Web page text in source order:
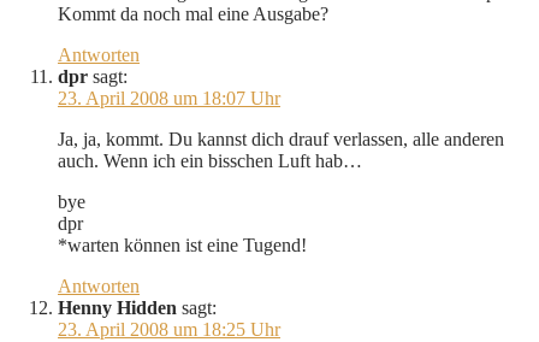
Kommt da noch mal eine Ausgabe?
Antworten
dpr sagt:
23. April 2008 um 18:07 Uhr
Ja, ja, kommt. Du kannst dich drauf verlassen, alle anderen
auch. Wenn ich ein bisschen Luft hab…
bye
dpr
*warten können ist eine Tugend!
Antworten
Henny Hidden sagt:
23. April 2008 um 18:25 Uhr